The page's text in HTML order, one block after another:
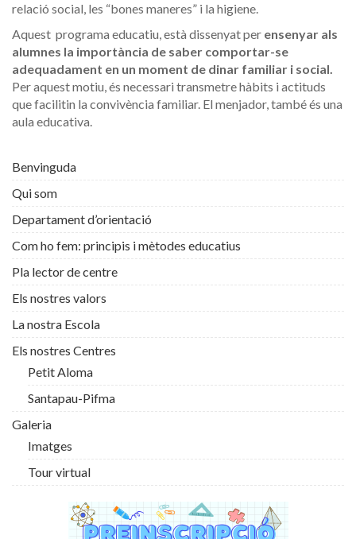
relació social, les “bones maneres” i la higiene.
Aquest programa educatiu, està dissenyat per ensenyar als
alumnes la importància de saber comportar-se
adequadament en un moment de dinar familiar i social.
Per aquest motiu, és necessari transmetre hàbits i actituds
que facilitin la convivència familiar. El menjador, també és una
aula educativa.
Benvinguda
Qui som
Departament d’orientació
Com ho fem: principis i mètodes educatius
Pla lector de centre
Els nostres valors
La nostra Escola
Els nostres Centres
Petit Aloma
Santapau-Pifma
Galeria
Imatges
Tour virtual